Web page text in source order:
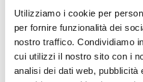
Utilizziamo i cookie per
per fornire funzionalità dei
nostro traffico. Condividiamo
cui utilizzi il nostro sito con i
analisi dei dati web, pubblicità